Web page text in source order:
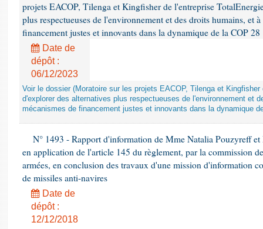
projets EACOP, Tilenga et Kingfisher de l'entreprise
plus respectueuses de l'environnement et des droits humains, et
financement justes et innovants dans la dynamique de la COP 28
Date de
dépôt :
06/12/2023
Voir le dossier (Moratoire sur les projets EACOP, Tilenga et
d'explorer des alternatives plus respectueuses de l'environnement et
mécanismes de financement justes et innovants dans la dynamique
N° 1493 - Rapport d'information de Mme Natalia Pouzyreff
en application de l'article 145 du règlement, par la commission
armées, en conclusion des travaux d'une mission d'information
de missiles anti-navires
Date de
dépôt :
12/12/2018